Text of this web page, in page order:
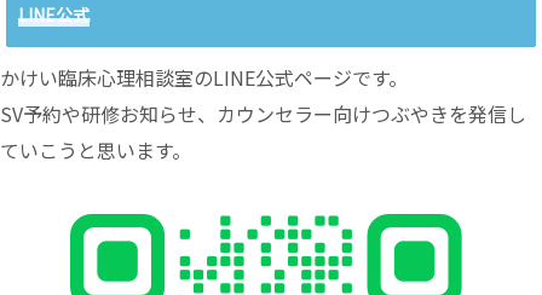
LINE公式
かけい臨床心理相談室のLINE公式ページです。
SV予約や研修お知らせ、カウンセラー向けつぶやきを発信し
ていこうと思います。